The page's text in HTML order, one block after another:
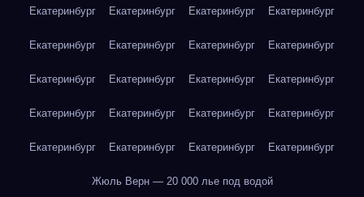
Екатеринбург Екатеринбург Екатеринбург Екатеринбург
Екатеринбург Екатеринбург Екатеринбург Екатеринбург
Екатеринбург Екатеринбург Екатеринбург Екатеринбург
Екатеринбург Екатеринбург Екатеринбург Екатеринбург
Екатеринбург Екатеринбург Екатеринбург Екатеринбург
Жюль Верн — 20 000 лье под водой